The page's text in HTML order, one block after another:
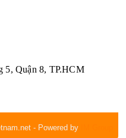
5, Quận 8, TP.HCM
- Powered by